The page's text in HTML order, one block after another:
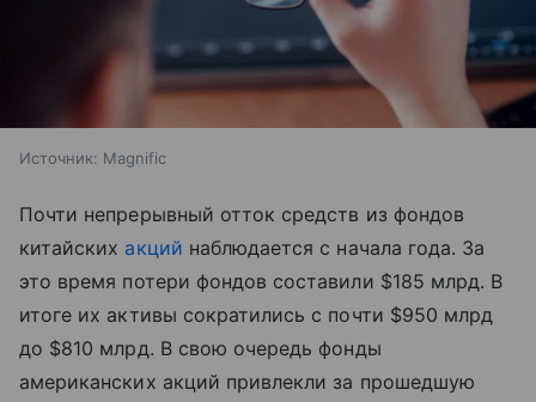
Источник: Magnific
Почти непрерывный отток средств из фондов
китайских акций наблюдается с начала года. За
это время потери фондов составили $185 млрд. В
итоге их активы сократились с почти $950 млрд
до $810 млрд. В свою очередь фонды
американских акций привлекли за прошедшую